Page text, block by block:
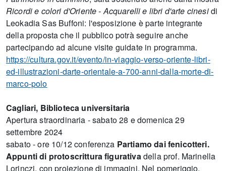
Ricordi e colori d'Oriente - Acquarelli e libri d'arte cinesidi
Leokadia Sas Buffoni: l'esposizione è parte integrante
della proposta che il pubblico potrà seguire anche
partecipando ad alcune visite guidate in programma.
https://cultura.gov.it/evento/in-viaggio-verso-oriente-libri-
ed-illustrazioni-darte-orientale-a-700-anni-dalla-morte-di-
marco-polo
Cagliari, Biblioteca universitaria
Apertura straordinaria - sabato 28 e domenica 29
settembre 2024
sabato - ore 10/12 conferenza Partiamo dai fenicotteri.
Appunti di protoscrittura figurativadella prof. Marinella
Lorinczi, con proiezione di immagini. Nel pomeriggio,